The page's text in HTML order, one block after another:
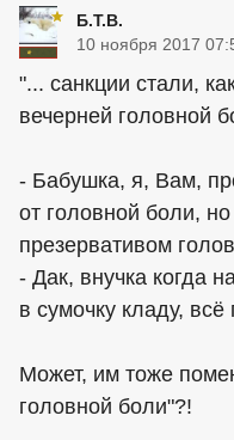
Б.Т.В.
10 ноября 2017
"... санкции стали,
вечерней головной
- Бабушка, я, Вам,
от головной боли,
презервативом
- Дак, внучка когда
в сумочку кладу, всё
Может, им тоже
головной боли"?!